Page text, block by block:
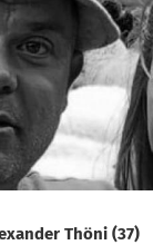
Thöni (37)